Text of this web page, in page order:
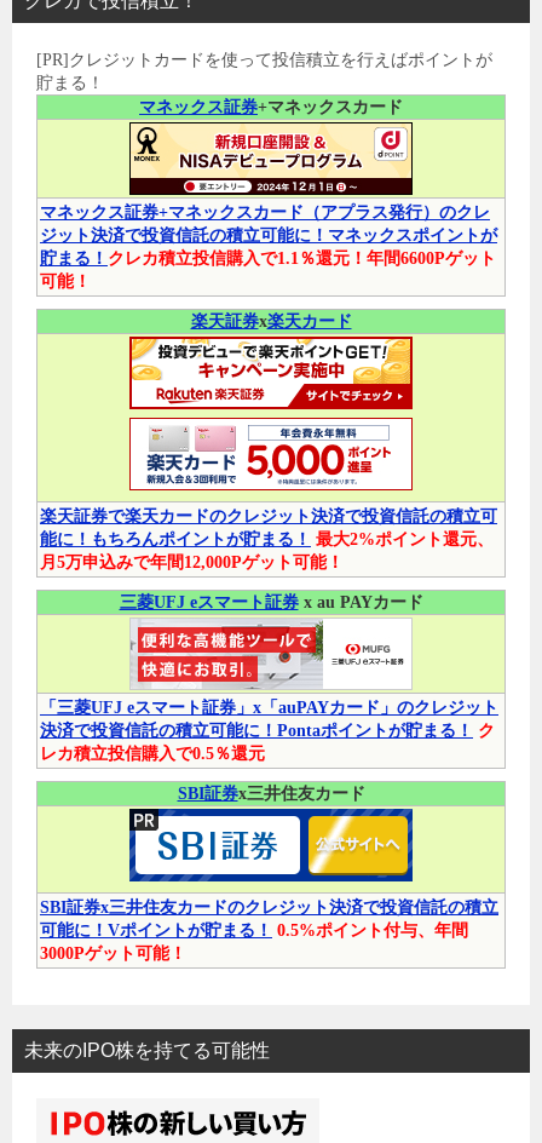
[PR]クレジットカードを使って投信積立を行えばポイントが
貯まる！
マネックス証券+マネックスカード
マネックス証券+マネックスカード（アプラス発行）のクレ
ジット決済で投資信託の積立可能に！マネックスポイントが
貯まる！ クレカ積立投信購入で1.1％還元！年間6600Pゲット
可能！
楽天証券x楽天カード
楽天証券で楽天カードのクレジット決済で投資信託の積立可
能に！もちろんポイントが貯まる！ 最大2%ポイント還元、
月5万申込みで年間12,000Pゲット可能！
三菱UFJ eスマート証券x au PAYカード
「三菱UFJ eスマート証券」x「auPAYカード」のクレジット
決済で投資信託の積立可能に！Pontaポイントが貯まる！
ク
レカ積立投信購入で0.5％還元
SBI証券x三井住友カード
SBI証券x三井住友カードのクレジット決済で投資信託の積立
可能に！Vポイントが貯まる！ 0.5%ポイント付与、年間
3000Pゲット可能！
未来のIPO株を持てる可能性